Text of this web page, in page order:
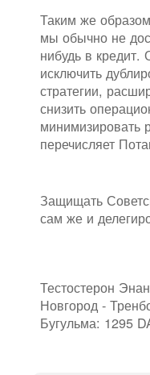
Таким же
мы обычно не
нибудь в кредит.
исключить
стратегии,
снизить
минимизировать
перечисляет
Защищать
сам же и
Тестостерон
Новгород -
Бугульма: 1295